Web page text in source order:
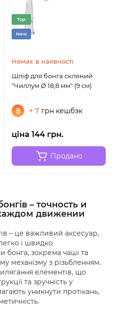
Top
New
Немає в наявності
Шліф для бонга скляний
"Чиллум Ø 18,8 мм" (9 см)
+ 7 грн кешбэк
ціна 144 грн.
Продано
– точность и
движении
– це важливий аксесуар,
і швидко
бонга, зокрема чаші та
механізму з різьбленням.
елементів, що
та зручність у
уникнути протікань,